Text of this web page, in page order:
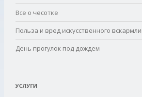
Все о чесотке
Польза и вред искусственного
День прогулок под дождем
УСЛУГИ